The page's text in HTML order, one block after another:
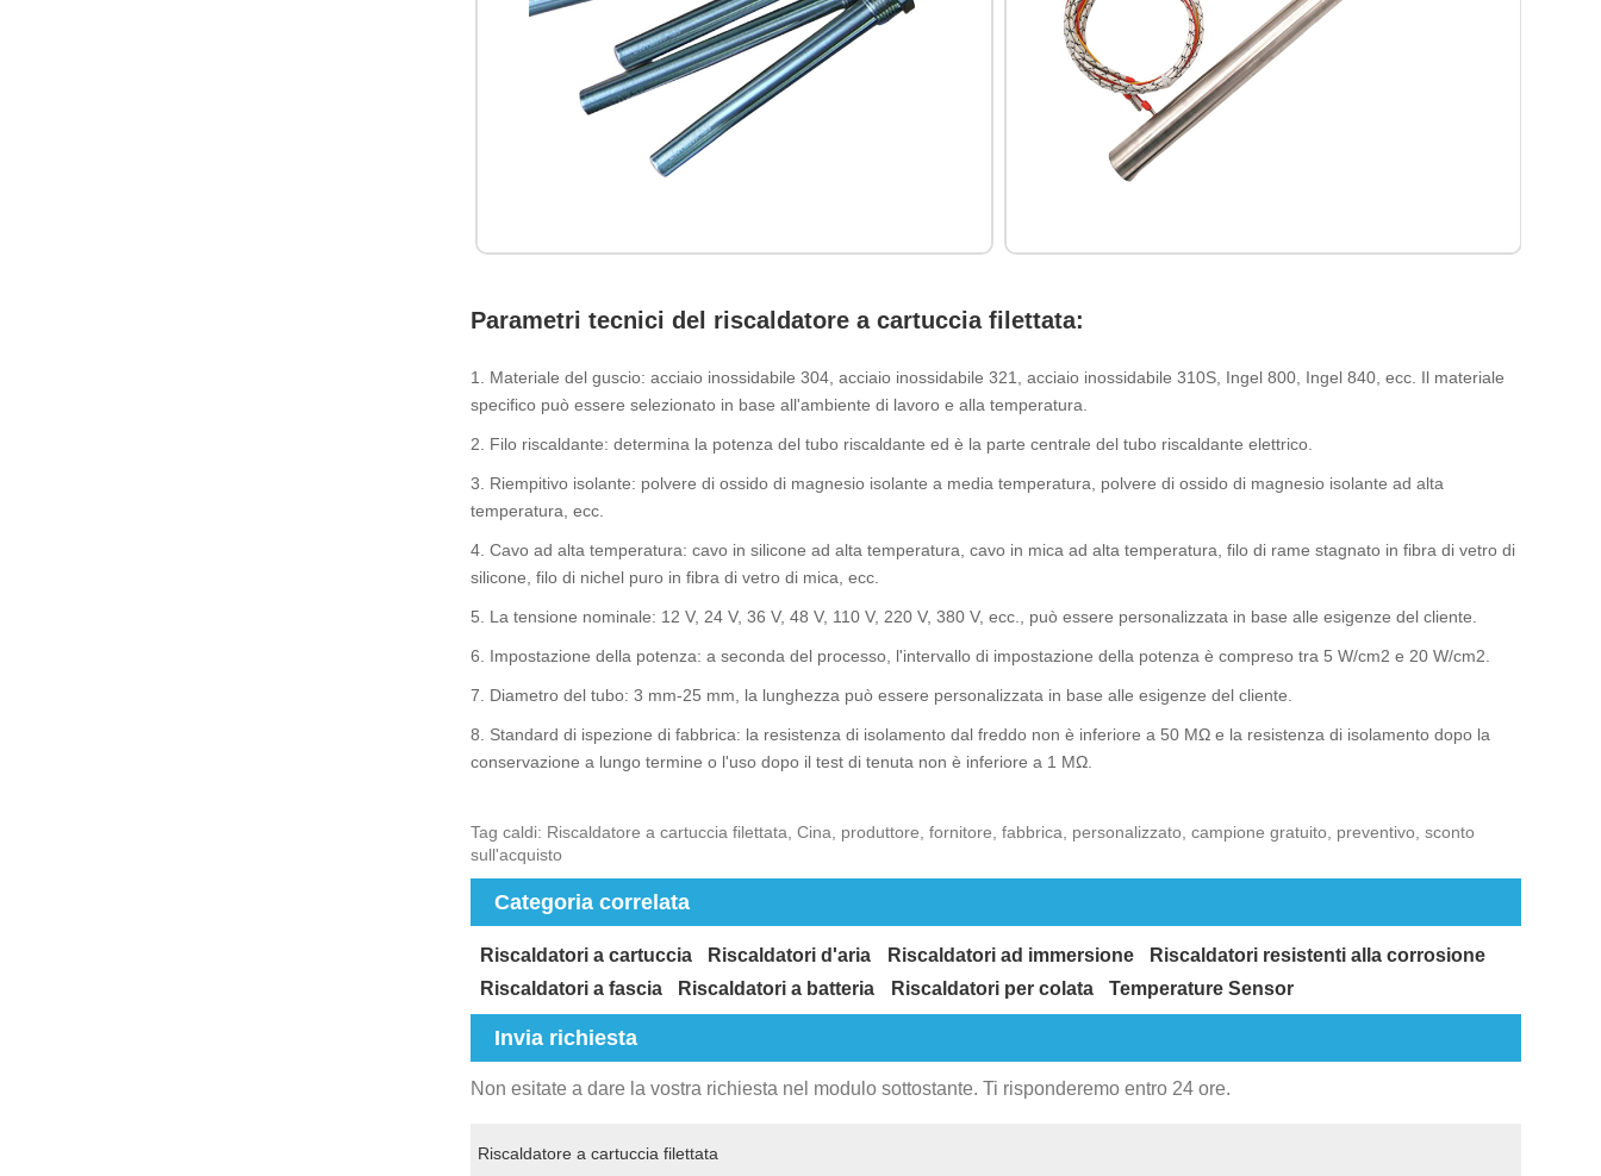
Parametri tecnici del riscaldatore a cartuccia filettata:
1. Materiale del guscio: acciaio inossidabile 304, acciaio inossidabile 321, acciaio inossidabile 310S, Ingel 800, Ingel 840, ecc. Il materiale
specifico può essere selezionato in base all'ambiente di lavoro e alla temperatura.
2. Filo riscaldante: determina la potenza del tubo riscaldante ed è la parte centrale del tubo riscaldante elettrico.
3. Riempitivo isolante: polvere di ossido di magnesio isolante a media temperatura, polvere di ossido di magnesio isolante ad alta
temperatura, ecc.
4. Cavo ad alta temperatura: cavo in silicone ad alta temperatura, cavo in mica ad alta temperatura, filo di rame stagnato in fibra di vetro di
silicone, filo di nichel puro in fibra di vetro di mica, ecc.
5. La tensione nominale: 12 V, 24 V, 36 V, 48 V, 110 V, 220 V, 380 V, ecc., può essere personalizzata in base alle esigenze del cliente.
6. Impostazione della potenza: a seconda del processo, l'intervallo di impostazione della potenza è compreso tra 5 W/cm2 e 20 W/cm2.
7. Diametro del tubo: 3 mm-25 mm, la lunghezza può essere personalizzata in base alle esigenze del cliente.
8. Standard di ispezione di fabbrica: la resistenza di isolamento dal freddo non è inferiore a 50 MΩ e la resistenza di isolamento dopo la
conservazione a lungo termine o l'uso dopo il test di tenuta non è inferiore a 1 MΩ.
Tag caldi: Riscaldatore a cartuccia filettata, Cina, produttore, fornitore, fabbrica, personalizzato, campione gratuito, preventivo, sconto
sull'acquisto
Categoria correlata
Riscaldatori a cartuccia Riscaldatori d'aria Riscaldatori ad immersione
Riscaldatori resistenti alla corrosione
Riscaldatori a fascia
Riscaldatori a batteria Riscaldatori per colata Temperature Sensor
Invia richiesta
Non esitate a dare la vostra richiesta nel modulo sottostante. Ti risponderemo entro 24 ore.